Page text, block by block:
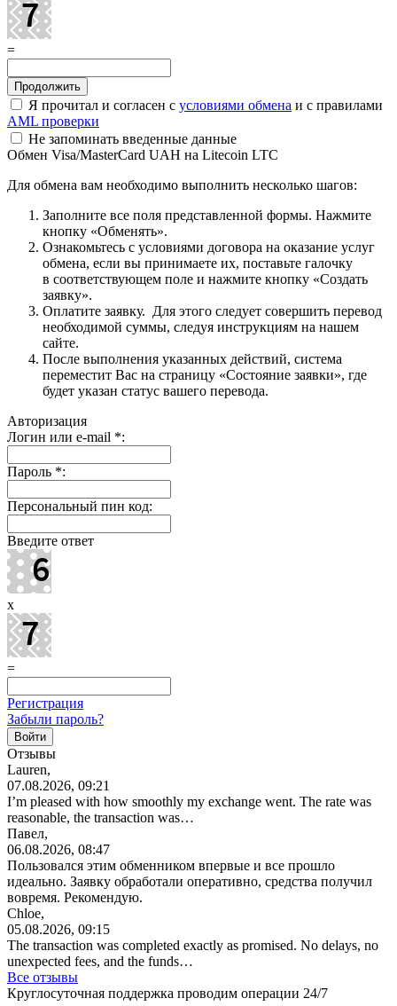
=
Я прочитал и согласен с условиями обмена и с правилами
AML проверки
Не запоминать введенные данные
Обмен Visa/MasterCard UAH на Litecoin LTC
Для обмена вам необходимо выполнить несколько шагов:
Заполните все поля представленной формы. Нажмите
кнопку «Обменять».
Ознакомьтесь с условиями договора на оказание услуг
обмена, если вы принимаете их, поставьте галочку
в соответствующем поле и нажмите кнопку «Создать
заявку».
Оплатите заявку. Для этого следует совершить перевод
необходимой суммы, следуя инструкциям на нашем
сайте.
После выполнения указанных действий, система
переместит Вас на страницу «Состояние заявки», где
будет указан статус вашего перевода.
Авторизация
Логин или e-mail *:
Пароль *:
Персональный пин код:
Введите ответ
x
=
Регистрация
Забыли пароль?
Отзывы
Lauren,
07.08.2026, 09:21
I’m pleased with how smoothly my exchange went. The rate was
reasonable, the transaction was…
Павел,
06.08.2026, 08:47
Пользовался этим обменником впервые и все прошло
идеально. Заявку обработали оперативно, средства получил
вовремя. Рекомендую.
Chloe,
05.08.2026, 09:15
The transaction was completed exactly as promised. No delays, no
unexpected fees, and the funds…
Все отзывы
Круглосуточная поддержка проводим операции 24/7